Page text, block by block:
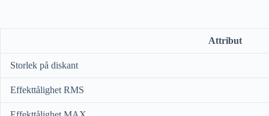
Attribut
Storlek på diskant
Effekttålighet RMS